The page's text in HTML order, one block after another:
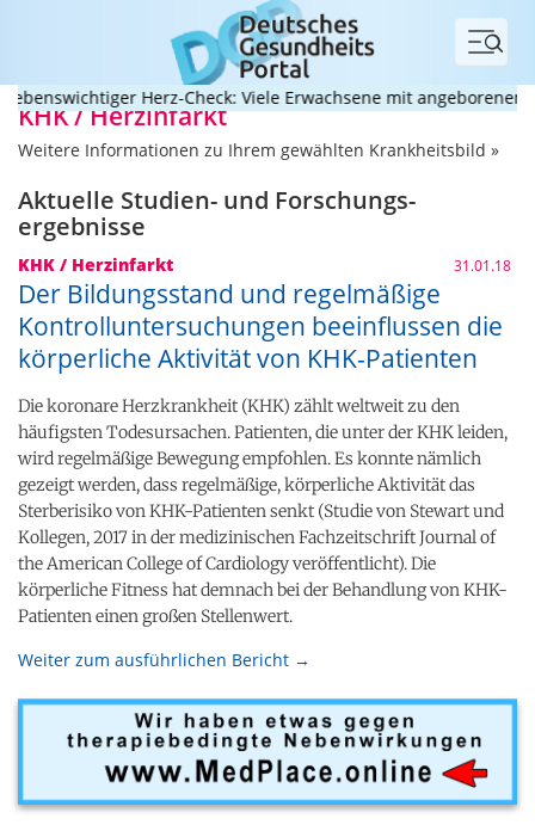
Menü
Herz-Check: Viele Erwachsene mit angeborenem
KHK / Herzinfarkt
Weitere Informationen zu Ihrem gewählten Krankheitsbild »
Aktuelle Studien- und Forschungs­
ergebnisse
KHK / Herzinfarkt 31.01.18
Der Bildungsstand und regelmäßige
Kontrolluntersuchungen beeinflussen die
körperliche Aktivität von KHK-Patienten
Die koronare Herzkrankheit (KHK) zählt weltweit zu den
häufigsten Todesursachen. Patienten, die unter der KHK leiden,
wird regelmäßige Bewegung empfohlen. Es konnte nämlich
gezeigt werden, dass regelmäßige, körperliche Aktivität das
Sterberisiko von KHK-Patienten senkt (Studie von Stewart und
Kollegen, 2017 in der medizinischen Fachzeitschrift Journal of
the American College of Cardiology veröffentlicht). Die
körperliche Fitness hat demnach bei der Behandlung von KHK-
Patienten einen großen Stellenwert.
Weiter zum ausführlichen Bericht →